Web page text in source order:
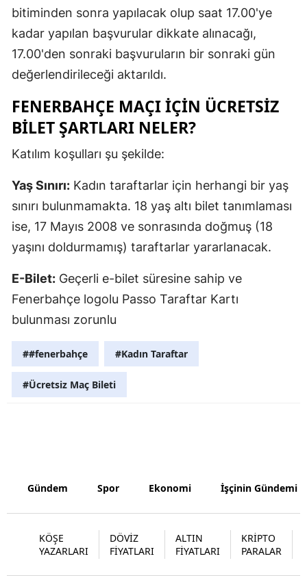
İstanbul
İzmir
Kars
Kırşehir
Kocaeli
Konya
Niğde
Ordu
Rize
bitiminden sonra yapılacak olup saat 17.00'ye
kadar yapılan başvurular dikkate alınacağı,
17.00'den sonraki başvuruların bir sonraki gün
değerlendirileceği aktarıldı.
FENERBAHÇE MAÇI İÇİN ÜCRETSİZ
BİLET ŞARTLARI NELER?
Katılım koşulları şu şekilde:
Yaş Sınırı: Kadın taraftarlar için herhangi bir yaş
sınırı bulunmamakta. 18 yaş altı bilet tanımlaması
ise, 17 Mayıs 2008 ve sonrasında doğmuş (18
yaşını doldurmamış) taraftarlar yararlanacak.
E-Bilet: Geçerli e-bilet süresine sahip ve
Fenerbahçe logolu Passo Taraftar Kartı
bulunması zorunlu
##fenerbahçe #Kadın Taraftar
#Ücretsiz Maç Bileti
Gündem Spor Ekonomi İşçinin Gündemi
KÖŞE
YAZARLARI
DÖVİZ
FİYATLARI
ALTIN
FİYATLARI
KRİPTO
PARALAR